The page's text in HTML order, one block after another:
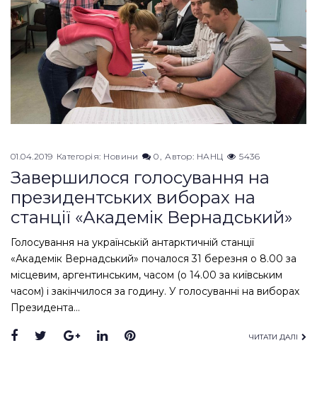
01.04.2019 Категорія: Новини 0 Автор: НАНЦ 5436
Завершилося голосування на
президентських виборах на
станції «Академік Вернадський»
Голосування на українській антарктичній станції
«Академік Вернадський» почалося 31 березня о 8.00 за
місцевим, аргентинським, часом (о 14.00 за київським
часом) і закінчилося за годину. У голосуванні на виборах
Президента…
Facebook
TwitterGoogle+
LinkedInPinterest ЧИТАТИ ДАЛІ